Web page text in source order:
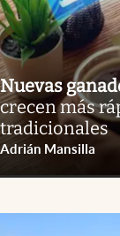
Nuevas
crecen más
tradicionales
Adrián Mansilla